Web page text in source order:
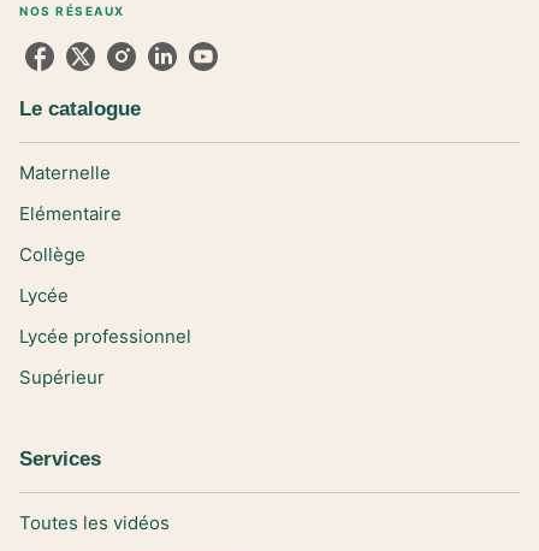
NOS RÉSEAUX
Le catalogue
Maternelle
Elémentaire
Collège
Lycée
Lycée professionnel
Supérieur
Services
Toutes les vidéos